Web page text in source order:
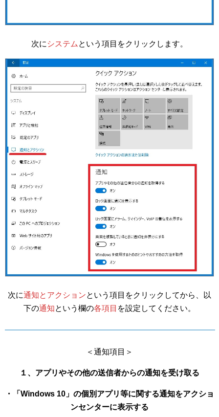
次にシステムという項目をクリックします。
次に通知とアクションという項目をクリックしてから、以
下の通知という欄の各項目 を設定してください。
＜通知項目＞
１、アプリやその他の送信者からの通知を受け取る
・「Windows 10」の個別アプリ等に関する通知をアクショ
ンセンターに表示する